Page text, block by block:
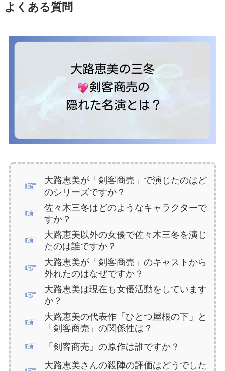
よくある質問
大路恵美が「剣客商売」で演じたのはど
のシリーズですか？
佐々木三冬はどのようなキャラクターで
すか？
大路恵美以外の女優で佐々木三冬を演じ
たのは誰ですか？
大路恵美が「剣客商売」のキャストから
外れたのはなぜですか？
大路恵美は現在も女優活動をしています
か？
大路恵美の代表作「ひとつ屋根の下」と
「剣客商売」の関係性は？
「剣客商売」の原作は誰ですか？
大路恵美さんの殺陣の評価はどうでした